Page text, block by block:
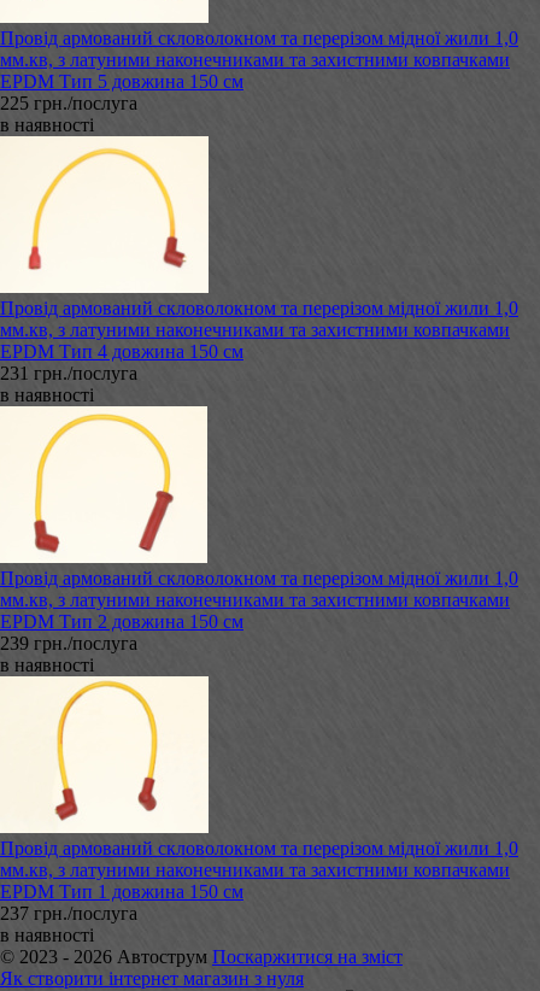
Провід армований скловолокном та перерізом мідної жили 1,0
мм.кв, з латуними наконечниками та захистними ковпачками
EPDM Тип 5 довжина 150 см
225 грн./послуга
в наявності
Провід армований скловолокном та перерізом мідної жили 1,0
мм.кв, з латуними наконечниками та захистними ковпачками
EPDM Тип 4 довжина 150 см
231 грн./послуга
в наявності
Провід армований скловолокном та перерізом мідної жили 1,0
мм.кв, з латуними наконечниками та захистними ковпачками
EPDM Тип 2 довжина 150 см
239 грн./послуга
в наявності
Провід армований скловолокном та перерізом мідної жили 1,0
мм.кв, з латуними наконечниками та захистними ковпачками
EPDM Тип 1 довжина 150 см
237 грн./послуга
в наявності
© 2023 - 2026 Автострум Поскаржитися на зміст
Як створити інтернет магазин з нуля